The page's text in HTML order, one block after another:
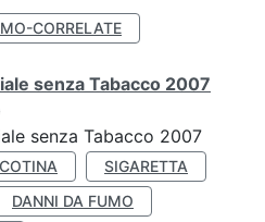
CORRELATE
senza Tabacco 2007
senza Tabacco 2007
SIGARETTA
DANNI DA FUMO